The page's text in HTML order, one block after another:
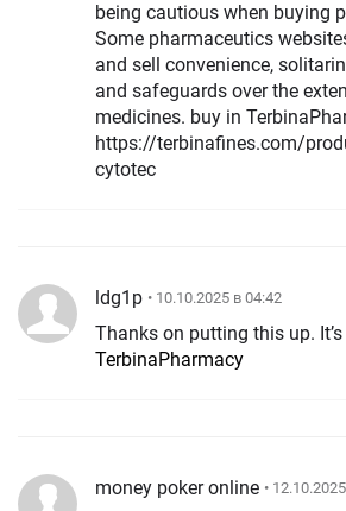
being cautious when buying
Some pharmaceutics
and sell convenience,
and safeguards over the
medicines. buy in
https://terbinafines.com/
cytotec
ldg1p • 10.10.2025 в 04:42
Thanks on putting this up.
TerbinaPharmacy
money poker online •